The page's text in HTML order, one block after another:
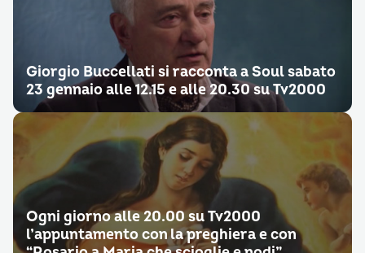
Giorgio Buccellati si racconta a Soul sabato
23 gennaio alle 12.15 e alle 20.30 su Tv2000
Ogni giorno alle 20.00 su Tv2000
l’appuntamento con la preghiera e con